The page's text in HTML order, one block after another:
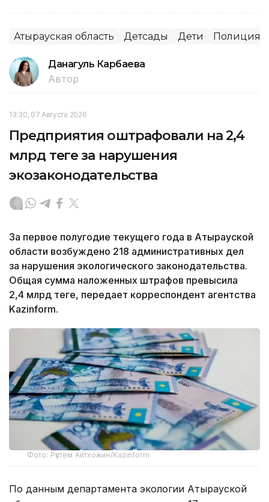
Атырауская область Детсады Дети Полиция
Данагуль Карбаева
Автор
13:30, 07 Августа 2026
Предприятия оштрафовали на 2,4
млрд теңге за нарушения
экозаконодательства
За первое полугодие текущего года в Атырауской
области возбуждено 218 административных дел
за нарушения экологического законодательства.
Общая сумма наложенных штрафов превысила
2,4 млрд теңге, передает корреспондент агентства
Kazinform.
Фото: Рүстем Айтхожин/Kazinform
По данным департамента экологии Атырауской